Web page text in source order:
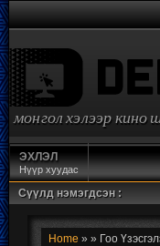
монгол хэлээр кино
ЭХЛЭЛ
Нүүр хуудас
Сүүлд нэмэгдсэн :
Home » » Гоо